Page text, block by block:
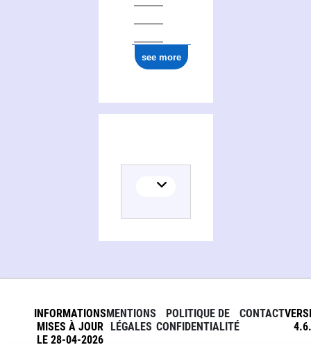
see more
INFORMATIONS
MISES À JOUR
LE 28-04-2026
MENTIONS
LÉGALES
POLITIQUE DE
CONFIDENTIALITÉ
CONTACT